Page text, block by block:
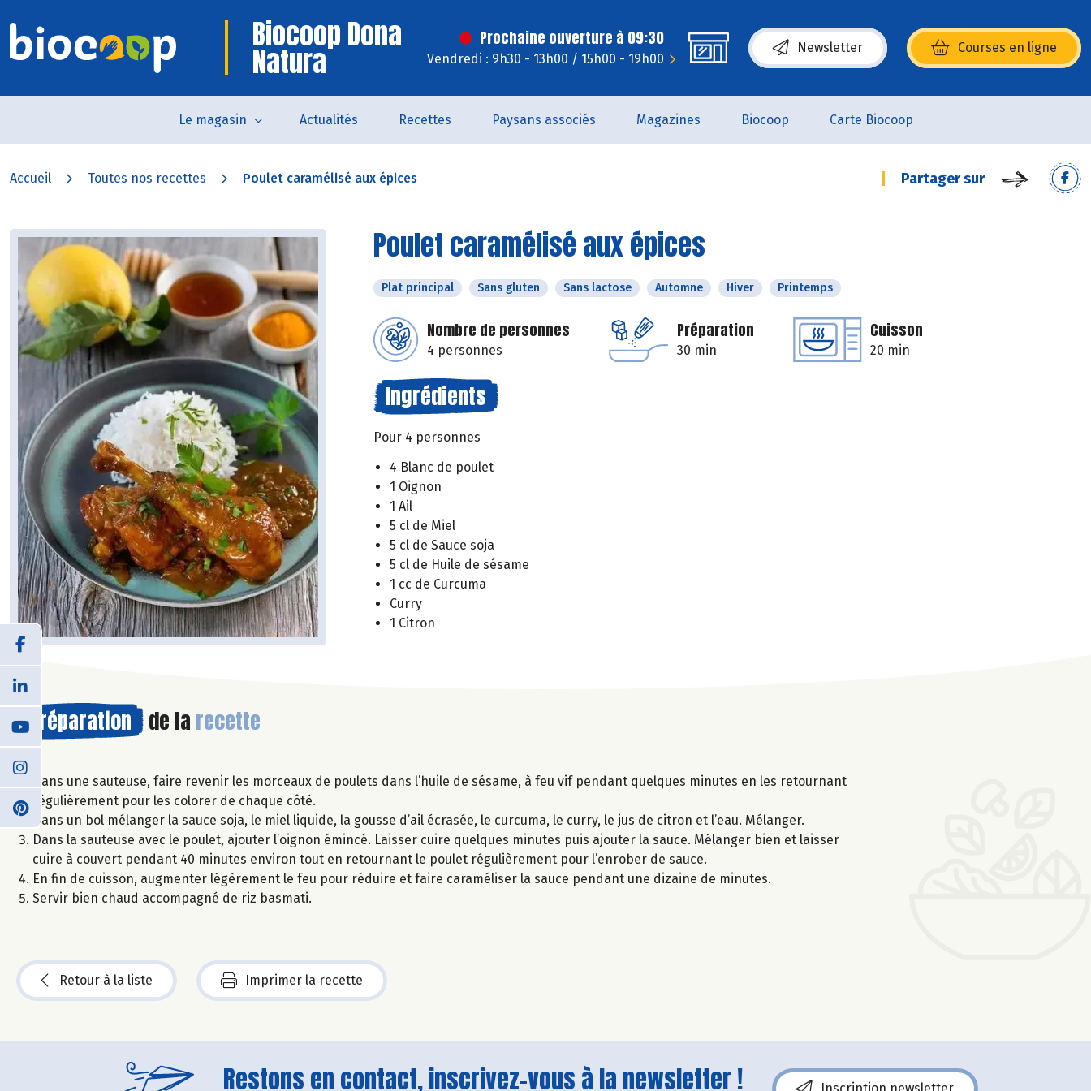
Biocoop Dona
Natura
Prochaine ouverture à 09:30
Vendredi : 9h30 - 13h00 / 15h00 - 19h00
Newsletter Courses en ligne
(s’ouvre dans une nouvelle fenêtre)
Le magasin Actualités Recettes Paysans associés Magazines Biocoop Carte Biocoop
Accueil Toutes nos recettes Poulet caramélisé aux épices Partager sur
Poulet caramélisé aux épices
Plat principal Sans gluten Sans lactose Automne Hiver Printemps
Nombre de personnes
4 personnes
Préparation
30 min
Cuisson
20 min
Ingrédients
Pour 4 personnes
4 Blanc de poulet
1 Oignon
1 Ail
5 cl de Miel
5 cl de Sauce soja
5 cl de Huile de sésame
1 cc de Curcuma
Curry
1 Citron
Préparation de la recette
Dans une sauteuse, faire revenir les morceaux de poulets dans l’huile de sésame, à feu vif pendant quelques minutes en les retournant
régulièrement pour les colorer de chaque côté.
Dans un bol mélanger la sauce soja, le miel liquide, la gousse d’ail écrasée, le curcuma, le curry, le jus de citron et l’eau. Mélanger.
Dans la sauteuse avec le poulet, ajouter l’oignon émincé. Laisser cuire quelques minutes puis ajouter la sauce. Mélanger bien et laisser
cuire à couvert pendant 40 minutes environ tout en retournant le poulet régulièrement pour l’enrober de sauce.
En fin de cuisson, augmenter légèrement le feu pour réduire et faire caraméliser la sauce pendant une dizaine de minutes.
Servir bien chaud accompagné de riz basmati.
Retour à la liste Imprimer la recette
Restons en contact, inscrivez-vous à la newsletter !